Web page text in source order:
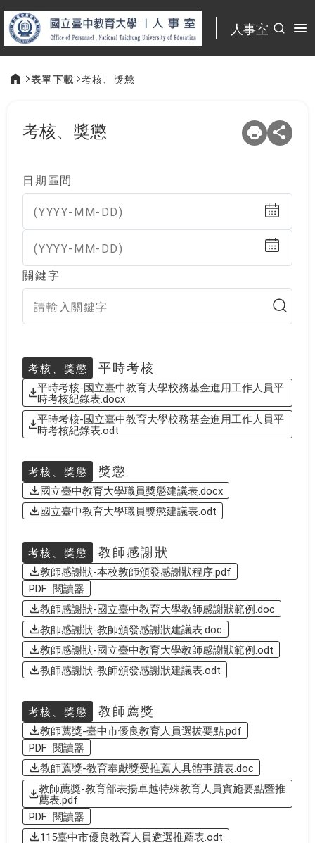
人事室
表單下載 考核、獎懲
考核、獎懲
日期區間
(YYYY-MM-DD)
(YYYY-MM-DD)
關鍵字
考核、獎懲 平時考核
平時考核-國立臺中教育大學校務基金進用工作人員平
時考核紀錄表.docx
平時考核-國立臺中教育大學校務基金進用工作人員平
時考核紀錄表.odt
考核、獎懲 獎懲
國立臺中教育大學職員獎懲建議表.docx
國立臺中教育大學職員獎懲建議表.odt
考核、獎懲 教師感謝狀
教師感謝狀-本校教師頒發感謝狀程序.pdf
PDF 閱讀器
教師感謝狀-國立臺中教育大學教師感謝狀範例.doc
教師感謝狀-教師頒發感謝狀建議表.doc
教師感謝狀-國立臺中教育大學教師感謝狀範例.odt
教師感謝狀-教師頒發感謝狀建議表.odt
考核、獎懲 教師薦獎
教師薦獎-臺中市優良教育人員選拔要點.pdf
PDF 閱讀器
教師薦獎-教育奉獻獎受推薦人具體事蹟表.doc
教師薦獎-教育部表揚卓越特殊教育人員實施要點暨推
薦表.pdf
PDF 閱讀器
115臺中市優良教育人員遴選推薦表.odt